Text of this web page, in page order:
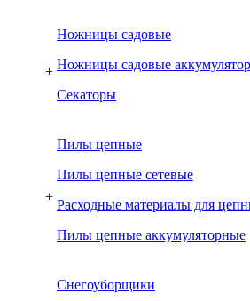
+
Ножницы садовые
Ножницы садовые
Секаторы
+
Пилы цепные
Пилы цепные сетевые
Расходные материалы для
Пилы цепные аккумуляторные
Снегоуборщики